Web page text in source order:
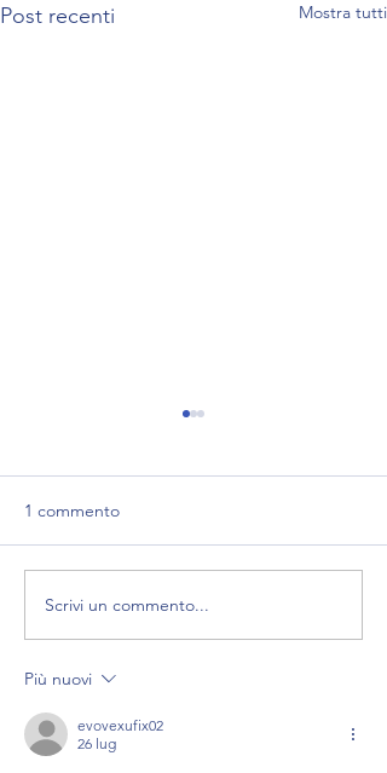
Post recenti Mostra tutti
1 commento
Scrivi un commento...
Più nuovi
evovexufix02
26 lug